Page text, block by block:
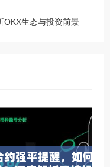
OKX生态与投资前景